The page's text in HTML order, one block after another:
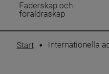
Faderskap och
föräldraskap
Start Internationella